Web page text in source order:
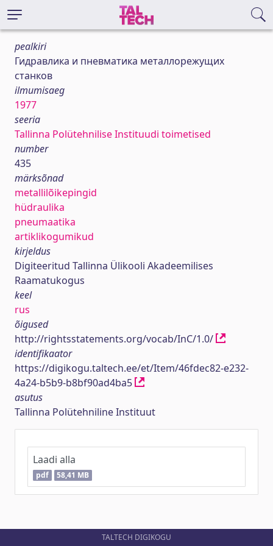
pealkiri
Гидравлика и пневматика металлорежущих
станков
ilmumisaeg
1977
seeria
Tallinna Polütehnilise Instituudi toimetised
number
435
märksõnad
metallilõikepingid
hüdraulika
pneumaatika
artiklikogumikud
kirjeldus
Digiteeritud Tallinna Ülikooli Akadeemilises
Raamatukogus
keel
rus
õigused
http://rightsstatements.org/vocab/InC/1.0/
identifikaator
https://digikogu.taltech.ee/et/Item/46fdec82-e232-
4a24-b5b9-b8bf90ad4ba5
asutus
Tallinna Polütehniline Instituut
Laadi alla
pdf 58,41 MB
TALTECH DIGIKOGU